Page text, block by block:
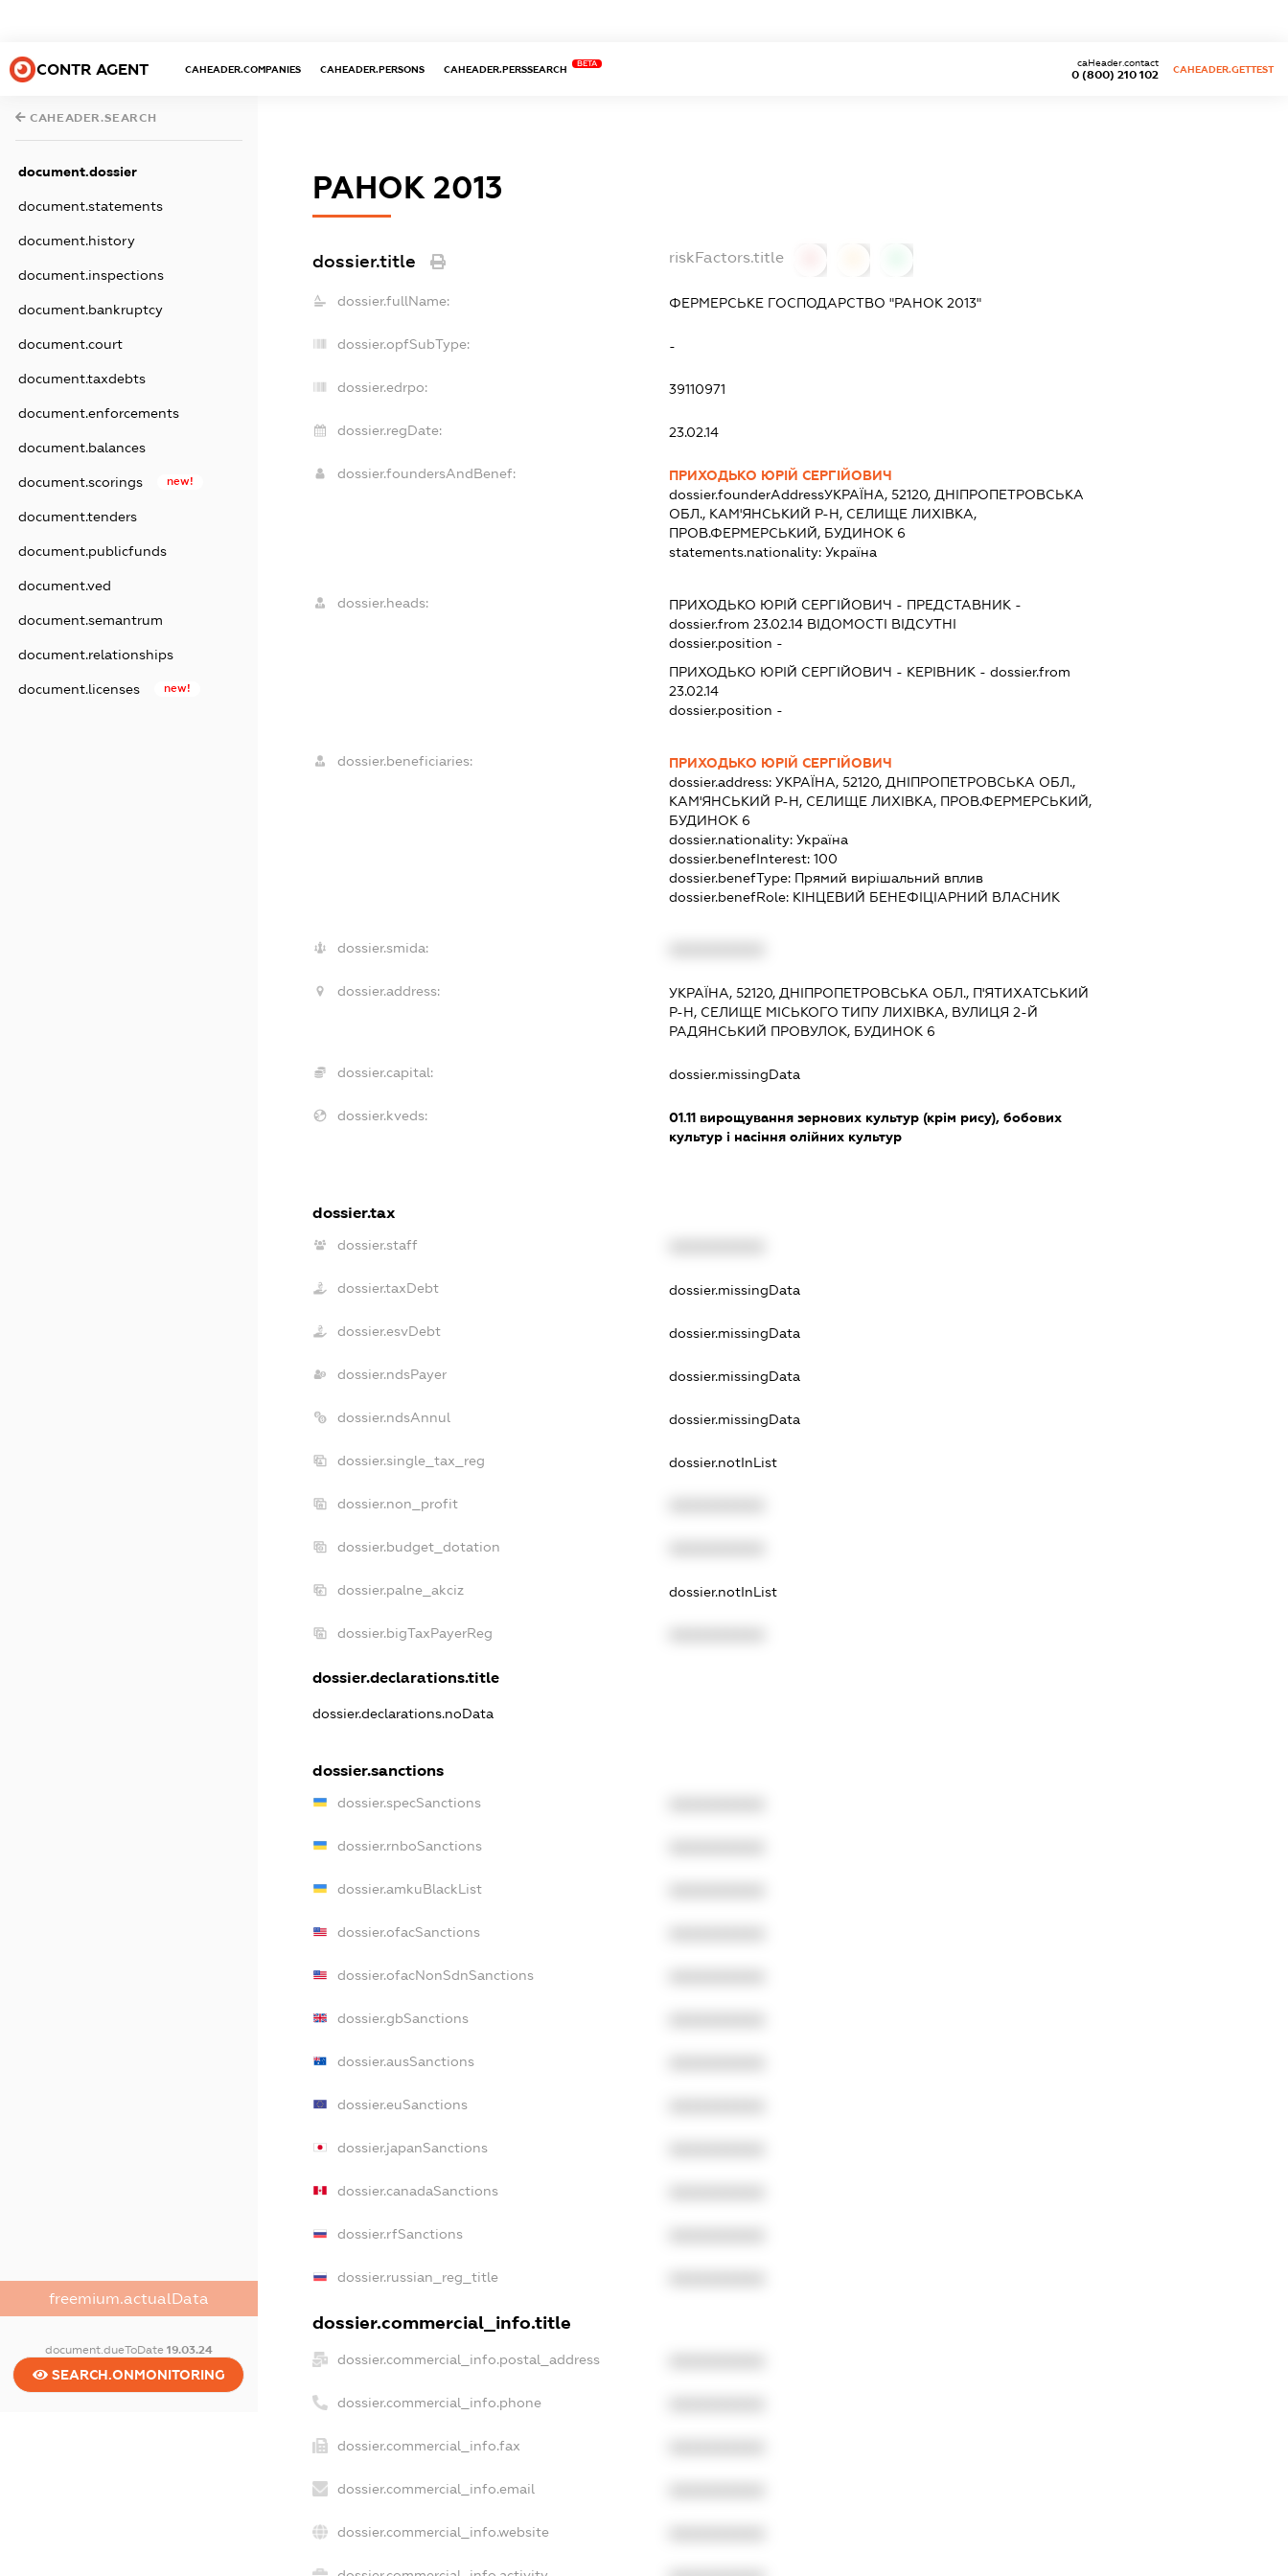
CONTR AGENT CAHEADER.COMPANIES CAHEADER.PERSONS CAHEADER.PERSSEARCH
BETA
0 (800) 210 102
caHeader.contact
CAHEADER.GETTEST
CAHEADER.SEARCH
document.dossier
document.statements
document.history
document.inspections
document.bankruptcy
document.court
document.taxdebts
document.enforcements
document.balances
document.scorings new!
document.tenders
document.publicfunds
document.ved
document.semantrum
document.relationships
document.licenses new!
freemium.actualData
document.dueToDate 19.03.24
SEARCH.ONMONITORING
РАНОК 2013
dossier.title riskFactors.title
dossier.fullName: ФЕРМЕРСЬКЕ ГОСПОДАРСТВО "РАНОК 2013"
dossier.opfSubType: -
dossier.edrpo: 39110971
dossier.regDate: 23.02.14
dossier.foundersAndBenef:
ПРИХОДЬКО ЮРІЙ СЕРГІЙОВИЧ
dossier.founderAddressУКРАЇНА, 52120, ДНІПРОПЕТРОВСЬКА
ОБЛ., КАМ'ЯНСЬКИЙ Р-Н, СЕЛИЩЕ ЛИХІВКА,
ПРОВ.ФЕРМЕРСЬКИЙ, БУДИНОК 6
statements.nationality: Україна
dossier.heads: ПРИХОДЬКО ЮРІЙ СЕРГІЙОВИЧ - ПРЕДСТАВНИК -
dossier.from 23.02.14ВІДОМОСТІ ВІДСУТНІ
dossier.position -
ПРИХОДЬКО ЮРІЙ СЕРГІЙОВИЧ - КЕРІВНИК - dossier.from
23.02.14
dossier.position -
dossier.beneficiaries:
ПРИХОДЬКО ЮРІЙ СЕРГІЙОВИЧ
dossier.address: УКРАЇНА, 52120, ДНІПРОПЕТРОВСЬКА ОБЛ.,
КАМ'ЯНСЬКИЙ Р-Н, СЕЛИЩЕ ЛИХІВКА, ПРОВ.ФЕРМЕРСЬКИЙ,
БУДИНОК 6
dossier.nationality: Україна
dossier.benefInterest: 100
dossier.benefType: Прямий вирішальний вплив
dossier.benefRole: КІНЦЕВИЙ БЕНЕФІЦІАРНИЙ ВЛАСНИК
dossier.smida:
dossier.address:
УКРАЇНА, 52120, ДНІПРОПЕТРОВСЬКА ОБЛ., П'ЯТИХАТСЬКИЙ
Р-Н, СЕЛИЩЕ МІСЬКОГО ТИПУ ЛИХІВКА, ВУЛИЦЯ 2-Й
РАДЯНСЬКИЙ ПРОВУЛОК, БУДИНОК 6
dossier.capital: dossier.missingData
dossier.kveds: 01.11вирощування зернових культур (крім рису), бобових
культур і насіння олійних культур
dossier.tax
dossier.staff
dossier.taxDebt dossier.missingData
dossier.esvDebt dossier.missingData
dossier.ndsPayer dossier.missingData
dossier.ndsAnnul dossier.missingData
dossier.single_tax_reg dossier.notInList
dossier.non_profit
dossier.budget_dotation
dossier.palne_akciz dossier.notInList
dossier.bigTaxPayerReg
dossier.declarations.title
dossier.declarations.noData
dossier.sanctions
dossier.specSanctions
dossier.rnboSanctions
dossier.amkuBlackList
dossier.ofacSanctions
dossier.ofacNonSdnSanctions
dossier.gbSanctions
dossier.ausSanctions
dossier.euSanctions
dossier.japanSanctions
dossier.canadaSanctions
dossier.rfSanctions
dossier.russian_reg_title
dossier.commercial_info.title
dossier.commercial_info.postal_address
dossier.commercial_info.phone
dossier.commercial_info.fax
dossier.commercial_info.email
dossier.commercial_info.website